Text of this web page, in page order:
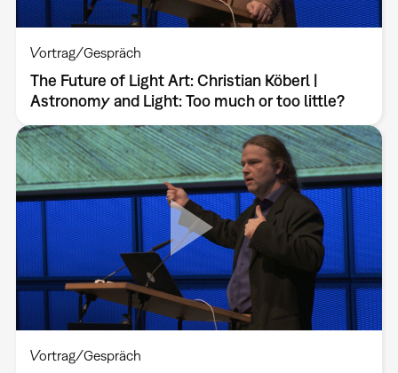
Vortrag/Gespräch
The Future of Light Art: Christian Köberl |
Astronomy and Light: Too much or too little?
Vortrag/Gespräch